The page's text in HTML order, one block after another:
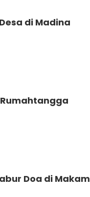
di Madina
Doa di Makam